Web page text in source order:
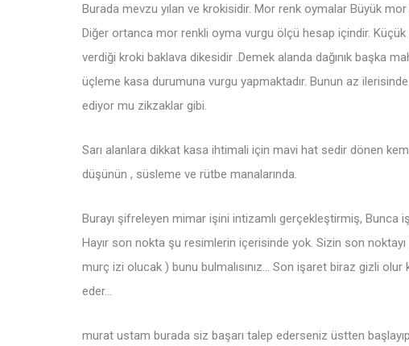
Burada mevzu yılan ve krokisidir. Mor renk oymalar Büyük
Diğer ortanca mor renkli oyma vurgu ölçü hesap içindir.
verdiği kroki baklava dikesidir .Demek alanda dağınık başka
üçleme kasa durumuna vurgu yapmaktadır. Bunun az
ediyor mu zikzaklar gibi.
Sarı alanlara dikkat kasa ihtimali için mavi hat sedir dönen
düşünün , süsleme ve rütbe manalarında.
Burayı şifreleyen mimar işini intizamlı gerçekleştirmiş,
Hayır son nokta şu resimlerin içerisinde yok. Sizin son
murç izi olucak ) bunu bulmalısınız… Son işaret biraz gizli olur
eder…
murat ustam burada siz başarı talep ederseniz üstten